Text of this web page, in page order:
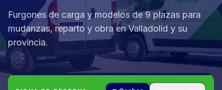
Furgones de carga y modelos de 9 plazas para
mudanzas, reparto y obra en Valladolid y su
provincia.